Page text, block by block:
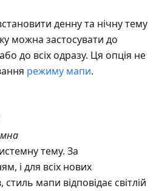
денну та нічну тему
можна застосувати до
до всіх одразу. Ця опція не
режиму мапи.
тему. За
і для всіх нових
стиль мапи відповідає світлій